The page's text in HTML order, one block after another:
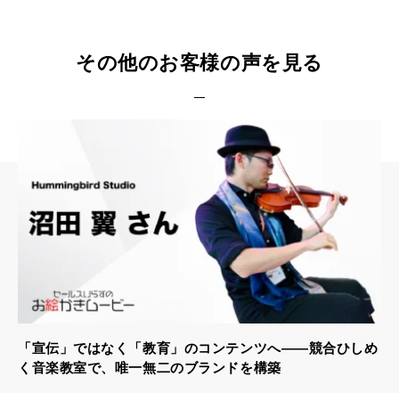
その他のお客様の声を見る
「宣伝」ではなく「教育」のコンテンツへ――競合ひしめ
く音楽教室で、唯一無二のブランドを構築